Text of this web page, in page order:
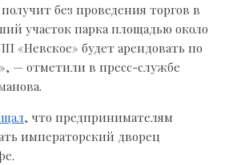
без проведения торгов в
участок парка площадью около
«Невское» будет арендовать по
— отметили в пресс-службе
, что предпринимателям
императорский дворец